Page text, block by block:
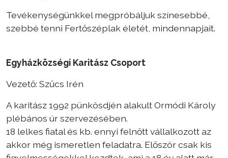
Tevékenységünkkel megpróbáljuk színesebbé,
szebbé tenni Fertőszéplak életét, mindennapjait.
Egyházközségi Karitász Csoport
Vezető: Szűcs Irén
A karitász 1992 pünkösdjén alakult Ormódi Károly
plébános úr szervezésében.
18 lelkes fiatal és kb. ennyi felnőtt vállalkozott az
akkor még ismeretlen feladatra. Először csak kis